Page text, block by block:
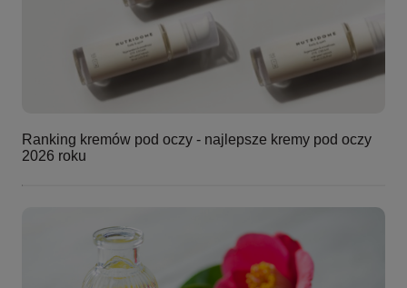
Ranking kremów pod oczy - najlepsze kremy pod oczy
2026 roku